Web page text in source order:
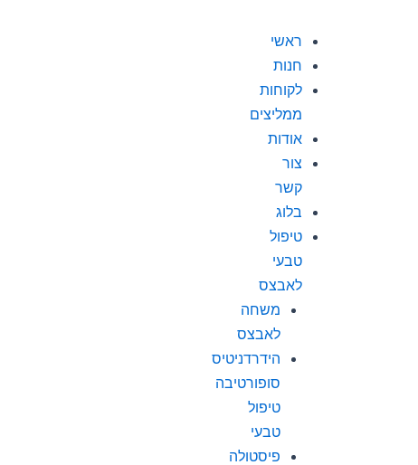
ראשי
חנות
לקוחות
ממליצים
אודות
צור
קשר
בלוג
טיפול
טבעי
לאבצס
משחה
לאבצס
הידרדניטיס
סופורטיבה
טיפול
טבעי
פיסטולה